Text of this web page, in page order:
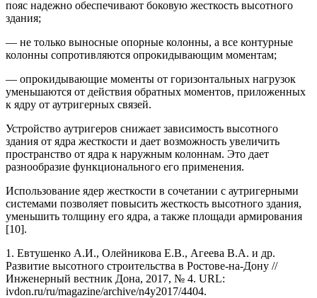
пояс надежно обеспечивают боковую жесткость высотного
здания;
— не только выносные опорные колонны, а все контурные
колонны сопротивляются опрокидывающим моментам;
— опрокидывающие моменты от горизонтальных нагрузок
уменьшаются от действия обратных моментов, приложенных
к ядру от аутригерных связей.
Устройство аутригеров снижает зависимость высотного
здания от ядра жесткости и дает возможность увеличить
пространство от ядра к наружным колоннам. Это дает
разнообразие функционального его применения.
Использование ядер жесткости в сочетании с аутригерными
системами позволяет повысить жесткость высотного здания,
уменьшить толщину его ядра, а также площади армирования
[10].
1. Евтушенко А.И., Олейникова Е.В., Агеева В.А. и др.
Развитие высотного строительства в Ростове-на-Дону //
Инженерный вестник Дона, 2017, № 4. URL:
ivdon.ru/ru/magazine/archive/n4y2017/4404.